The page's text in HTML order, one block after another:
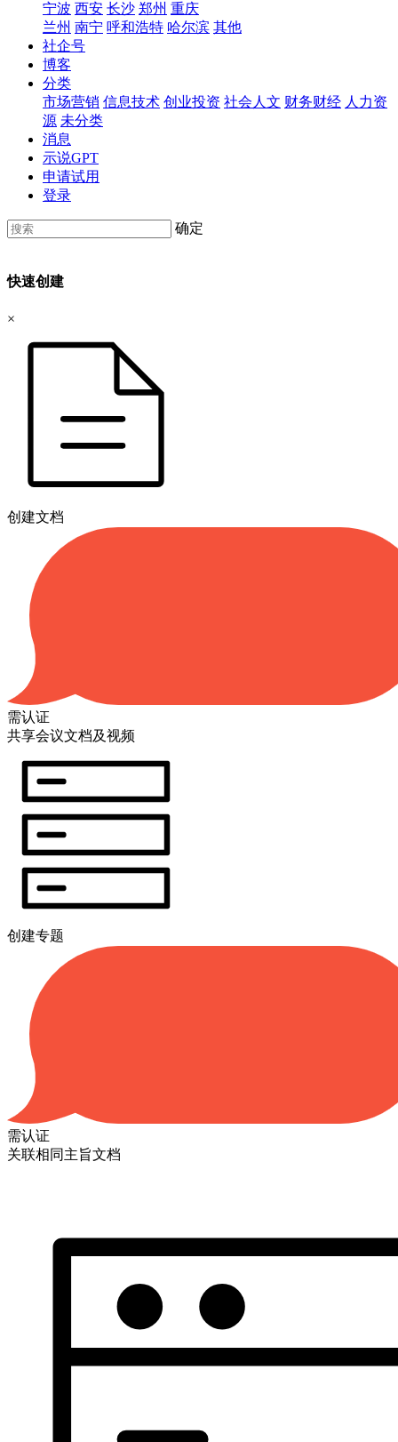
宁波 西安 长沙 郑州 重庆
兰州 南宁 呼和浩特 哈尔滨 其他
社企号
博客
分类
市场营销 信息技术 创业投资 社会人文 财务财经 人力资
源 未分类
消息
示说GPT
申请试用
登录
确定
快速创建
×
创建文档
需认证
共享会议文档及视频
创建专题
需认证
关联相同主旨文档